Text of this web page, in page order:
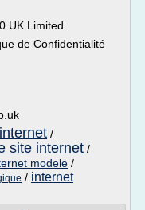
UK Limited
de Confidentialité
/
site internet /
modele /
/ internet